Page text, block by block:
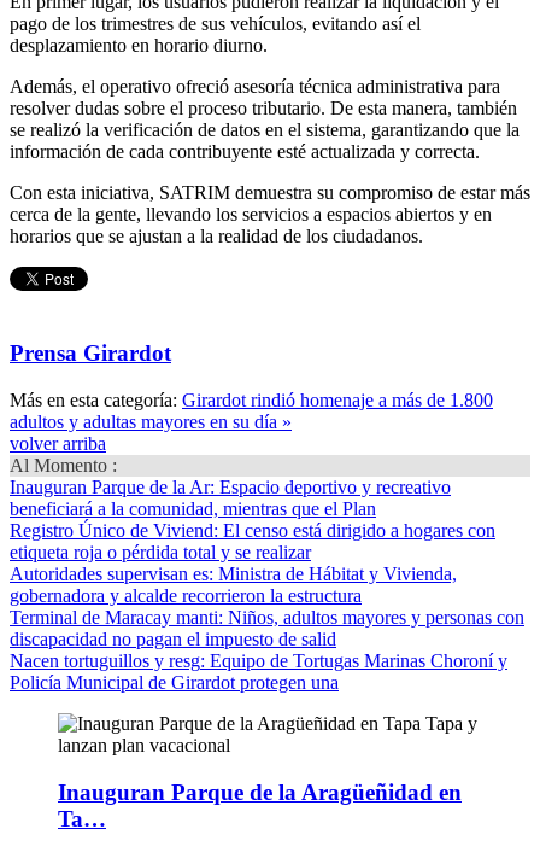
pago de los trimestres de sus vehículos, evitando así el
desplazamiento en horario diurno.
Además, el operativo ofreció asesoría técnica administrativa para
resolver dudas sobre el proceso tributario. De esta manera, también
se realizó la verificación de datos en el sistema, garantizando que la
información de cada contribuyente esté actualizada y correcta.
Con esta iniciativa, SATRIM demuestra su compromiso de estar más
cerca de la gente, llevando los servicios a espacios abiertos y en
horarios que se ajustan a la realidad de los ciudadanos.
Prensa Girardot
Más en esta categoría: Girardot rindió homenaje a más de 1.800
adultos y adultas mayores en su día »
volver arriba
Al Momento :
Inauguran Parque de la Ar: Espacio deportivo y recreativo
beneficiará a la comunidad, mientras que el Plan
Registro Único de Viviend: El censo está dirigido a hogares con
etiqueta roja o pérdida total y se realizar
Autoridades supervisan es: Ministra de Hábitat y Vivienda,
gobernadora y alcalde recorrieron la estructura
Terminal de Maracay manti: Niños, adultos mayores y personas con
discapacidad no pagan el impuesto de salid
Nacen tortuguillos y resg: Equipo de Tortugas Marinas Choroní y
Policía Municipal de Girardot protegen una
Inauguran Parque de la Aragüeñidad en
Ta…